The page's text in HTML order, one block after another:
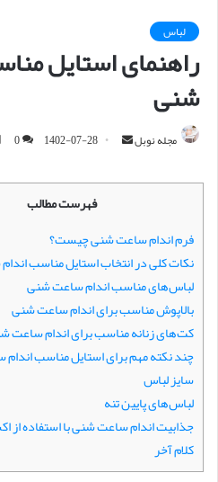
لباس
راهنمای استایل
شنی
مجله نوبل
س
ا
ی
م
ی
ل
1402-07-28
0
فهرست مطالب
فرم اندام ساعت شنی چیست؟
نکات کلی در انتخاب استایل مناسب
لباس‌های مناسب اندام ساعت شنی
بالاپوش مناسب برای اندام ساعت شنی
کت‌های زنانه مناسب برای اندام ساعت
چند نکته مهم برای استایل مناسب
سایز لباس
لباس‌های پایین تنه
جذابیت اندام ساعت شنی با استفاده
کلام آخر